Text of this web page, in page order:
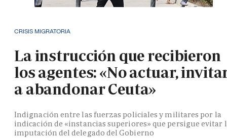
CRISIS MIGRATORIA
La instrucción que recibieron
los agentes: «No actuar,
a abandonar Ceuta»
Indignación entre las fuerzas policiales y militares por la
indicación de «instancias superiores» que persigue evitar
imputación del delegado del Gobierno